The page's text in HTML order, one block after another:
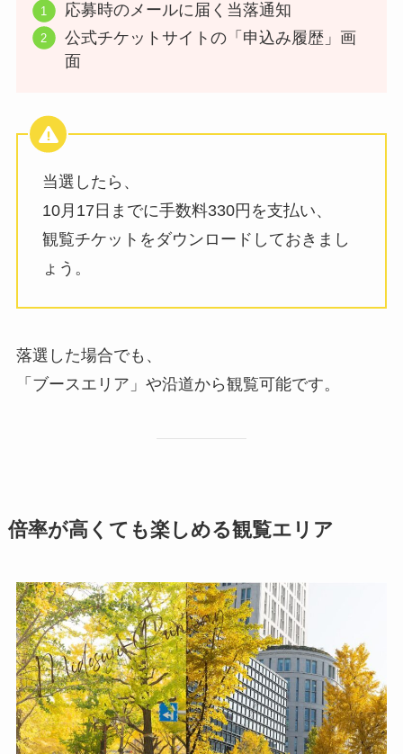
応募時のメールに届く当落通知
公式チケットサイトの「申込み履歴」画
面
当選したら、
10月17日までに手数料330円を支払い、
観覧チケットをダウンロードしておきまし
ょう。
落選した場合でも、
「ブースエリア」や沿道から観覧可能です。
倍率が高くても楽しめる観覧エリア